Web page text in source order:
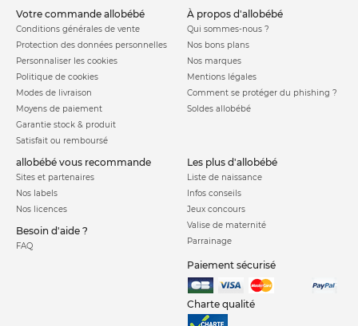
votre commande allobébé
Conditions générales de vente
Protection des données personnelles
Personnaliser les cookies
Politique de cookies
Modes de livraison
Moyens de paiement
Garantie stock & produit
Satisfait ou remboursé
à propos d'allobébé
Qui sommes-nous ?
Nos bons plans
Nos marques
Mentions légales
Comment se protéger du phishing ?
Soldes allobébé
allobébé vous recommande
Sites et partenaires
Nos labels
Nos licences
Besoin d'aide ?
FAQ
les plus d'allobébé
Liste de naissance
Infos conseils
Jeux concours
Valise de maternité
Parrainage
Paiement sécurisé
Charte qualité